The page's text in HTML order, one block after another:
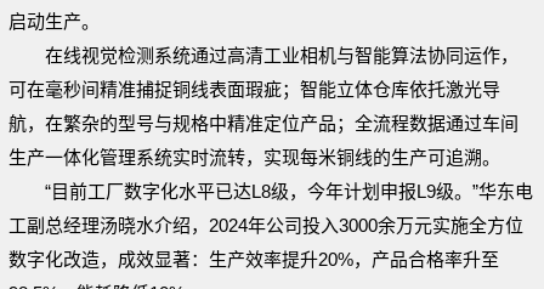
启动生产。
在线视觉检测系统通过高清工业相机与智能算法协同运作，
可在毫秒间精准捕捉铜线表面瑕疵；智能立体仓库依托激光导
航，在繁杂的型号与规格中精准定位产品；全流程数据通过车间
生产一体化管理系统实时流转，实现每米铜线的生产可追溯。
“目前工厂数字化水平已达L8级，今年计划申报L9级。”华东电
工副总经理汤晓水介绍，2024年公司投入3000余万元实施全方位
数字化改造，成效显著：生产效率提升20%，产品合格率升至